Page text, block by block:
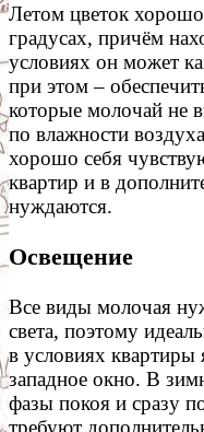
Летом цветок
градусах, причём
условиях он может
при этом –
которые молочай не
по влажности
хорошо себя
квартир и в
нуждаются.
Освещение
Все виды молочая
света, поэтому
в условиях
западное окно. В
фазы покоя и сразу
требуют